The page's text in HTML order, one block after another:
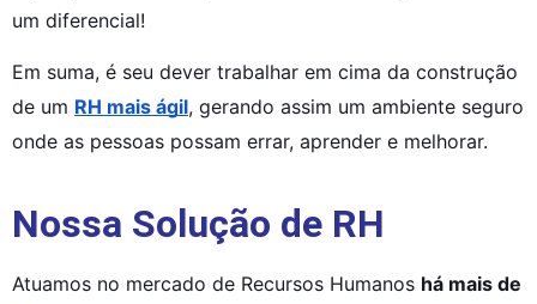
um diferencial!
Em suma, é seu dever trabalhar em cima da construção
de um RH mais ágil, gerando assim um ambiente seguro
onde as pessoas possam errar, aprender e melhorar.
Nossa Solução de RH
Atuamos no mercado de Recursos Humanos há mais de